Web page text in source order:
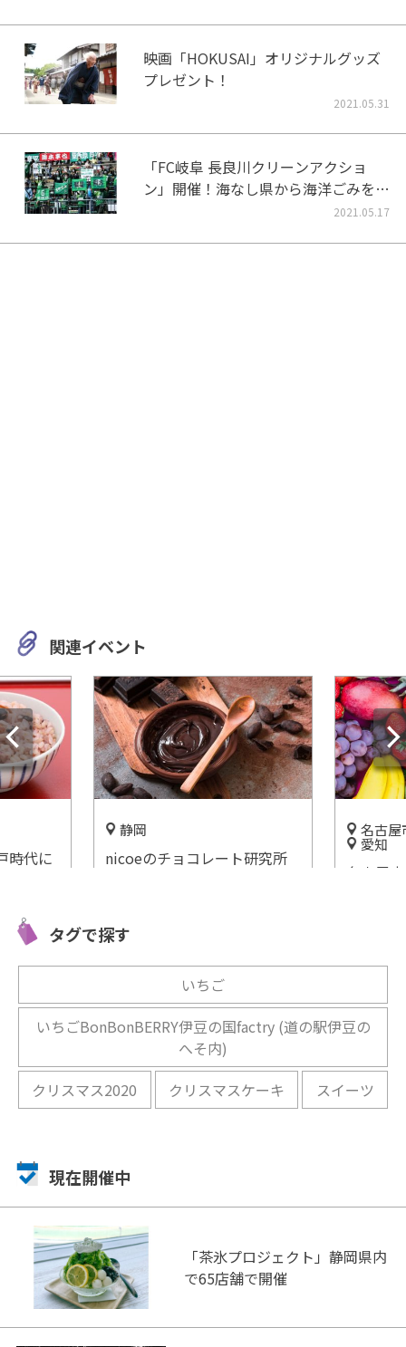
映画「HOKUSAI」オリジナルグッズ
プレゼント！
2021.05.31
「FC岐阜 長良川クリーンアクショ
ン」開催！海なし県から海洋ごみをな
2021.05.17
関連イベント
時代に
静岡
nicoeのチョコレート研究所
開催中
名古屋
愛知
名古屋
開催中
タグで探す
いちご
いちごBonBonBERRY伊豆の国factry (道の駅伊豆の
へそ内)
クリスマス2020
クリスマスケーキ スイーツ
現在開催中
「茶氷プロジェクト」静岡県内
で65店舗で開催